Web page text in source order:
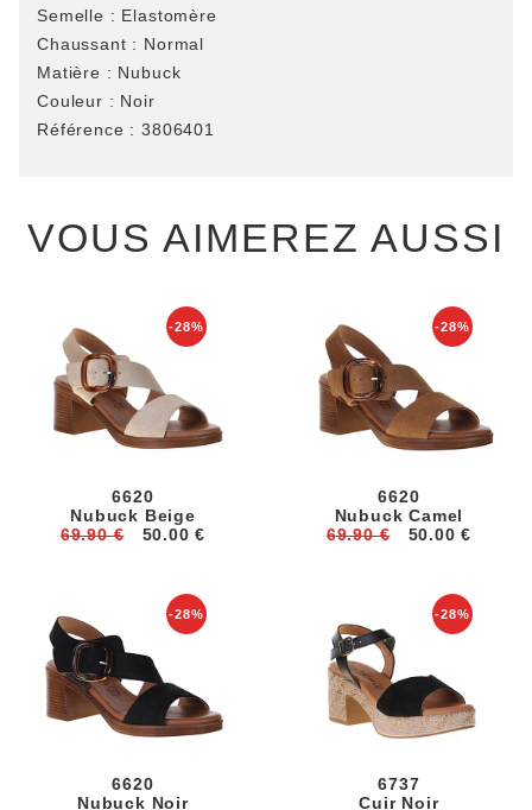
Semelle : Elastomère
Chaussant : Normal
Matière : Nubuck
Couleur : Noir
Référence : 3806401
VOUS AIMEREZ AUSSI
-28%
6620
Nubuck Beige
69.90 €
50.00 €
-28%
6620
Nubuck Camel
69.90 €
50.00 €
-28%
6620
Nubuck Noir
-28%
6737
Cuir Noir